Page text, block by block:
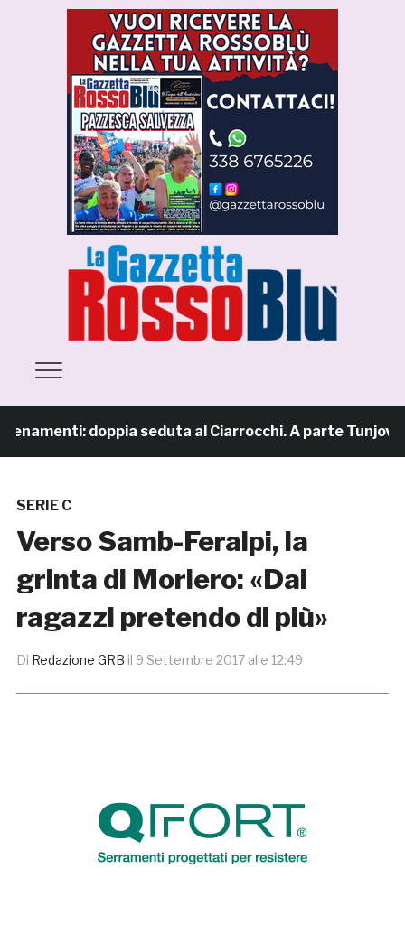
doppia seduta al Ciarrocchi. A parte Tunjov
SERIE C
Verso Samb-Feralpi, la
grinta di Moriero: «Dai
ragazzi pretendo di più»
Di Redazione GRB il 9 Settembre 2017 alle 12:49